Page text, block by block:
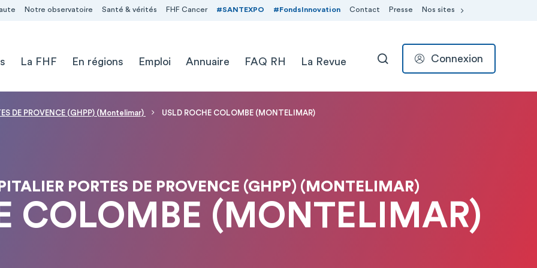
Notre observatoire Santé & vérités FHF Cancer #SANTEXPO #FondsInnovation Contact Presse Nos sites
La FHF En régions Emploi Annuaire FAQ RH La Revue RECHERCHER
Connexion
DE PROVENCE (GHPP) (Montelimar) USLD ROCHE COLOMBE (MONTELIMAR)
PORTES DE PROVENCE (GHPP) (MONTELIMAR)
COLOMBE (MONTELIMAR)